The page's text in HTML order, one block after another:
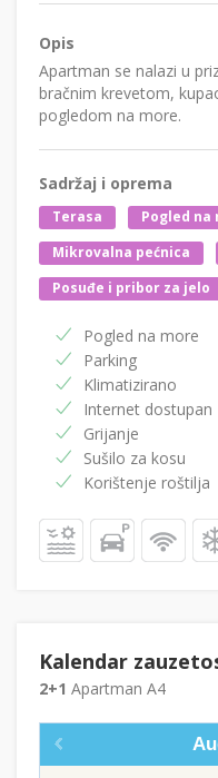
Opis
Apartman se nalazi u
bračnim krevetom,
pogledom na more.
Sadržaj i oprema
Terasa Pogled na
Mikrovalna pećnica
Posuđe i pribor za jelo
Pogled na more
Parking
Klimatizirano
Internet dostupan
Grijanje
Sušilo za kosu
Korištenje roštilja
Kalendar
2+1 Apartman A4